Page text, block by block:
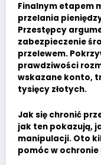
Finalnym etapem
przelania
Przestępcy
zabezpieczenie
przelewem.
prawdziwości
wskazane konto,
tysięcy złotych.
Jak się chronić
jak ten pokazują,
manipulacji. Oto
pomóc w